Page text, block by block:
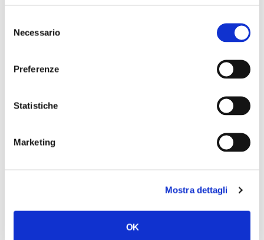
delNecessario
Preferenze
Statistiche
Marketing
Mostra dettagli
OK
salvabebé in Commissione Trasporti della
Camera che introduce l’obbligo per il
conducente che trasporta bambini di età
inferiore a 4 anni, di montare a bordo un
dispositivo di allarme anti-abbandono. Il
provvedimento che porta il nome del
presidente di Fratelli d’Italia è passato
all’unanimità.